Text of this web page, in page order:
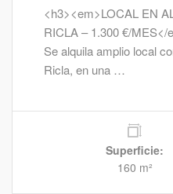
<h3><em>LOCAL EN
RICLA – 1.300 €/MES</
Se alquila amplio local
Ricla, en una …
Superficie:
160 m²